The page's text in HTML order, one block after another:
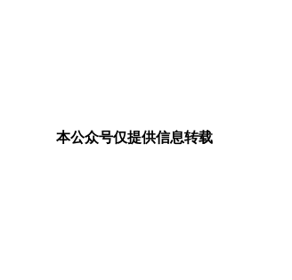
本公众号仅提供信息转载